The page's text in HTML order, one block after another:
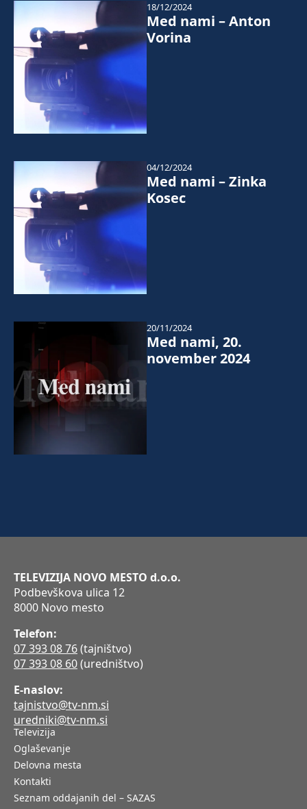
Med nami – Anton
Vorina
18/12/2024
Med nami – Zinka
Kosec
04/12/2024
Med nami, 20.
november 2024
20/11/2024
TELEVIZIJA NOVO MESTO d.o.o.
Podbevškova ulica 12
8000 Novo mesto
Telefon:
07 393 08 76(tajništvo)
07 393 08 60(uredništvo)
E-naslov:
tajnistvo@tv-nm.si
uredniki@tv-nm.si
Televizija
Oglaševanje
Delovna mesta
Kontakti
Seznam oddajanih del – SAZAS